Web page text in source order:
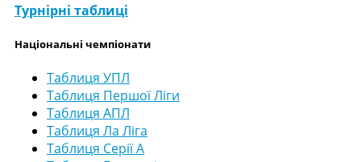
Турнірні таблиці
Національні чемпіонати
Таблиця УПЛ
Таблиця Першої Ліги
Таблиця АПЛ
Таблиця Ла Ліга
Таблиця Серії А